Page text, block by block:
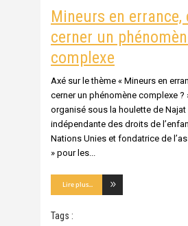
Mineurs en
cerner un
complexe
Axé sur le thème « Mineurs en
cerner un phénomène complexe ?
organisé sous la houlette de Najat
indépendante des droits de
Nations Unies et fondatrice de
» pour les
Lire plus...
Tags :